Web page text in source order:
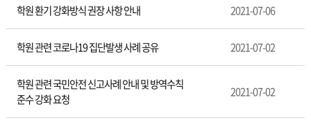
학원 환기 강화방식 권장 사항 안내 2021-07-06
학원 관련 코로나19 집단발생 사례 공유 2021-07-02
학원 관련 국민안전 신고사례 안내 및 방역수칙
준수 강화 요청
2021-07-02